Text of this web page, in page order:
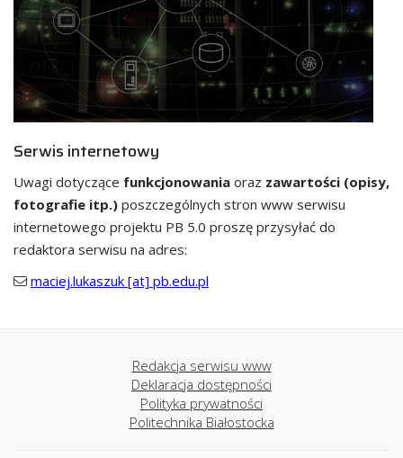
Serwis internetowy
Uwagi dotyczące funkcjonowania oraz zawartości (opisy,
fotografie itp.) poszczególnych stron www serwisu
internetowego projektu PB 5.0 proszę przysyłać do
redaktora serwisu na adres:
maciej.lukaszuk [at] pb.edu.pl
Redakcja serwisu www
Deklaracja dostępności
Polityka prywatności
Politechnika Białostocka